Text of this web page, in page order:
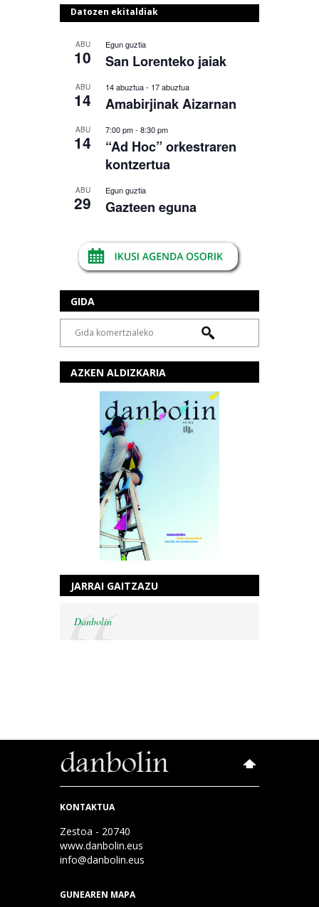
Datozen ekitaldiak
ABU
10
Egun guztia
San Lorenteko jaiak
ABU
14
14 abuztua- 17 abuztua
Amabirjinak Aizarnan
ABU
14
7:00 pm- 8:30 pm
“Ad Hoc” orkestraren
kontzertua
ABU
29
Egun guztia
Gazteen eguna
GIDA
AZKEN ALDIZKARIA
JARRAI GAITZAZU
Danbolin
KONTAKTUA
Zestoa - 20740
www.danbolin.eus
info@danbolin.eus
GUNEAREN MAPA